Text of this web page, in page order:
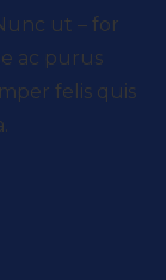
ut – for
ac purus
felis quis